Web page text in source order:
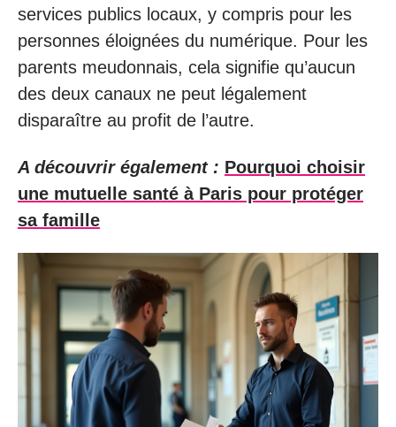
services publics locaux, y compris pour les
personnes éloignées du numérique. Pour les
parents meudonnais, cela signifie qu’aucun
des deux canaux ne peut légalement
disparaître au profit de l’autre.
A découvrir également : Pourquoi choisir
une mutuelle santé à Paris pour protéger
sa famille